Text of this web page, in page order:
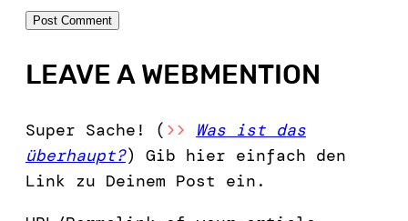
LEAVE A WEBMENTION
Super Sache! ( >>
Was ist das
überhaupt?) Gib hier einfach den
Link zu Deinem Post ein.